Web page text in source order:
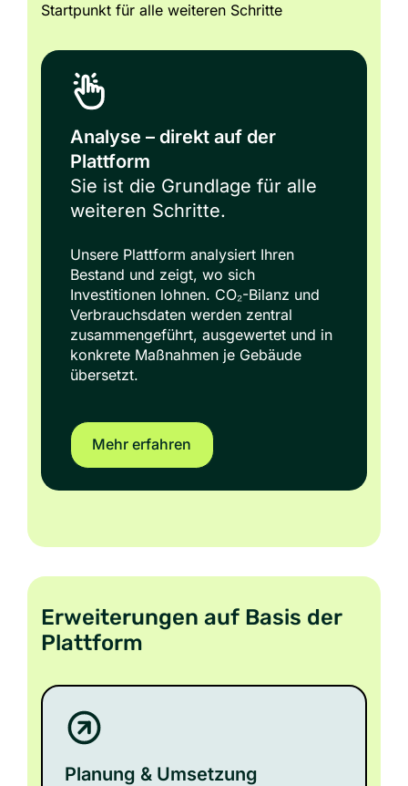
Startpunkt für alle weiteren Schritte
Analyse – direkt auf der
Plattform
Sie ist die Grundlage für alle
weiteren Schritte.
Unsere Plattform analysiert Ihren
Bestand und zeigt, wo sich
Investitionen lohnen. CO₂-Bilanz und
Verbrauchsdaten werden zentral
zusammengeführt, ausgewertet und in
konkrete Maßnahmen je Gebäude
übersetzt.
Mehr erfahren
Erweiterungen auf Basis der
Plattform
Planung & Umsetzung